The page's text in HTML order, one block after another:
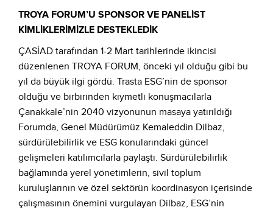
TROYA FORUM’U SPONSOR VE PANELİST
KİMLİKLERİMİZLE DESTEKLEDİK
ÇASİAD tarafından 1-2 Mart tarihlerinde ikincisi
düzenlenen TROYA FORUM, önceki yıl olduğu gibi bu
yıl da büyük ilgi gördü. Trasta ESG’nin de sponsor
olduğu ve birbirinden kıymetli konuşmacılarla
Çanakkale’nin 2040 vizyonunun masaya yatırıldığı
Forumda, Genel Müdürümüz Kemaleddin Dilbaz,
sürdürülebilirlik ve ESG konularındaki güncel
gelişmeleri katılımcılarla paylaştı. Sürdürülebilirlik
bağlamında yerel yönetimlerin, sivil toplum
kuruluşlarının ve özel sektörün koordinasyon içerisinde
çalışmasının önemini vurgulayan Dilbaz, ESG’nin